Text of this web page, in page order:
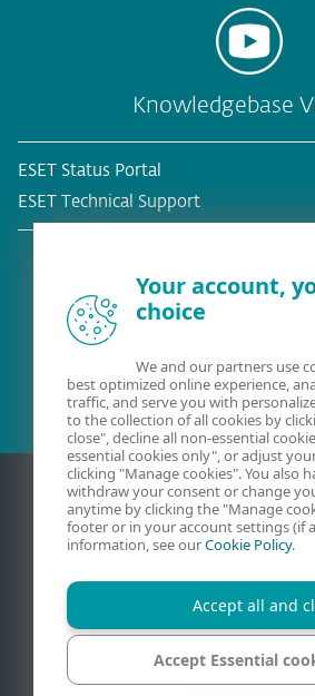
Knowledgebase
ESET Status Portal
ESET Technical Support
Kontakt
Sicherheitslücke melden
Your account,
choice
We and our partners use
best optimized online experience,
traffic, and serve you with
to the collection of all cookies by
close", decline all non-essential
essential cookies only", or adjust
clicking "Manage cookies". You also
withdraw your consent or change
anytime by clicking the "Manage
footer or in your account settings (if
information, see ourCookie Policy.
Accept all and
Accept Essential